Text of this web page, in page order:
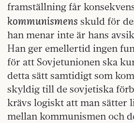
framställning får
kommunismens skuld för
han menar inte är hans
Han ger emellertid ingen
för att Sovjetunionen ska
detta sätt samtidigt som
skyldig till de sovjetiska
krävs logiskt att man sätter
mellan kommunismen och